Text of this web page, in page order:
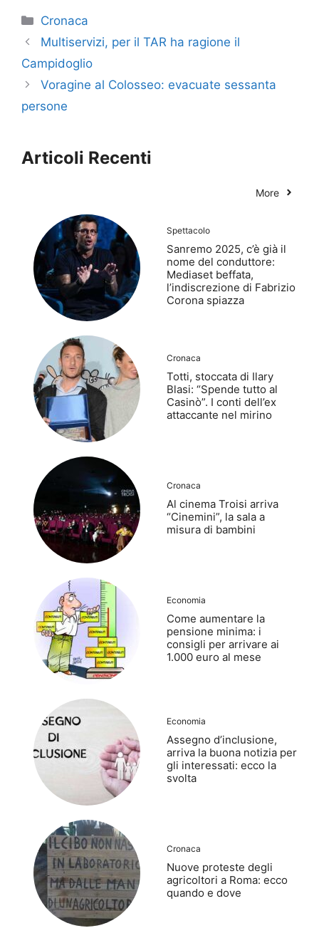
Categorie
Cronaca
Multiservizi, per il TAR ha ragione il
Campidoglio
Voragine al Colosseo: evacuate sessanta
persone
Articoli Recenti
More
Spettacolo
Sanremo 2025, c’è già il
nome del conduttore:
Mediaset beffata,
l’indiscrezione di Fabrizio
Corona spiazza
Cronaca
Totti, stoccata di Ilary
Blasi: “Spende tutto al
Casinò”. I conti dell’ex
attaccante nel mirino
Cronaca
Al cinema Troisi arriva
“Cinemini”, la sala a
misura di bambini
Economia
Come aumentare la
pensione minima: i
consigli per arrivare ai
1.000 euro al mese
Economia
Assegno d’inclusione,
arriva la buona notizia per
gli interessati: ecco la
svolta
Cronaca
Nuove proteste degli
agricoltori a Roma: ecco
quando e dove